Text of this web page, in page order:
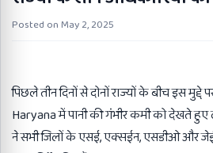
Posted on May 2, 2025
पिछले तीन दिनों से दोनों राज्यों के बीच इस मुद्दे
Haryana में पानी की गंभीर कमी को देखते हुए
ने सभी जिलों के एसई, एक्सईन, एसडीओ और